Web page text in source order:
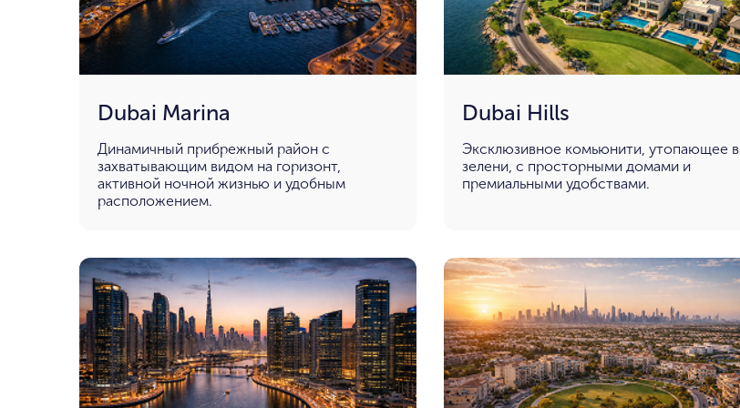
Dubai Marina
Динамичный прибрежный район с
захватывающим видом на горизонт,
активной ночной жизнью и удобным
расположением.
Dubai Hills
Эксклюзивное комьюнити, утопающее в
зелени, с просторными домами и
премиальными удобствами.